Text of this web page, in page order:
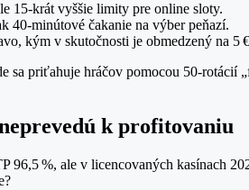
15‑krát vyššie limity pre online sloty.
40‑minútové čakanie na výber peňazí.
kým v skutočnosti je obmedzený na 5
priťahuje hráčov pomocou 50‑rotácií
k profitovaniu
96,5 %, ale v licencovaných kasínach